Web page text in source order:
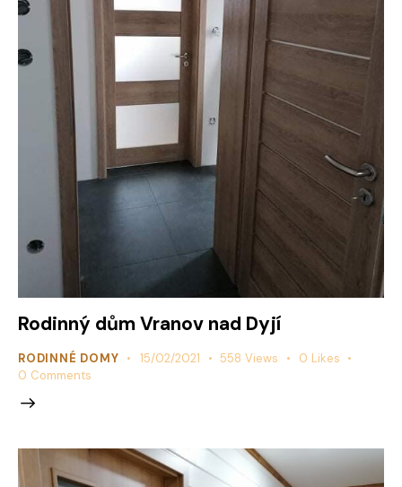
Rodinný dům Vranov nad Dyjí
RODINNÉ DOMY 15/02/2021 558 Views 0 Likes
0 Comments